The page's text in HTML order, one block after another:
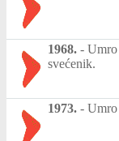
1968. - Umro
svećenik.
1973. -